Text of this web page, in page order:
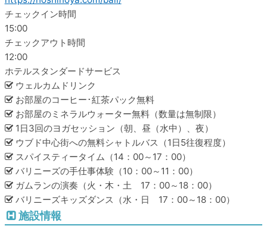
チェックイン時間
15:00
チェックアウト時間
12:00
ホテルスタンダードサービス
ウェルカムドリンク
お部屋のコーヒー･紅茶パック無料
お部屋のミネラルウォーター無料（数量は無制限）
1日3回のヨガセッション（朝、昼（水中）、夜）
ウブド中心街への無料シャトルバス（1日5往復程度）
スパイスティータイム（14：00～17：00）
バリニーズの手仕事体験（10：00～11：00）
ガムランの演奏（火・木・土 17：00～18：00）
バリニーズキッズダンス（水・日 17：00～18：00）
施設情報